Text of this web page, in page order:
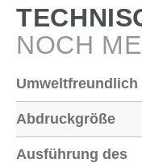
NOCH
Umweltfreundlich
Abdruckgröße
Ausführung des